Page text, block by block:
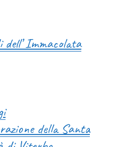
dell’ Immacolata
della Santa